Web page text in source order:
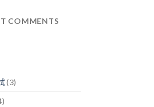
？」〉
COMMENTS
(3)